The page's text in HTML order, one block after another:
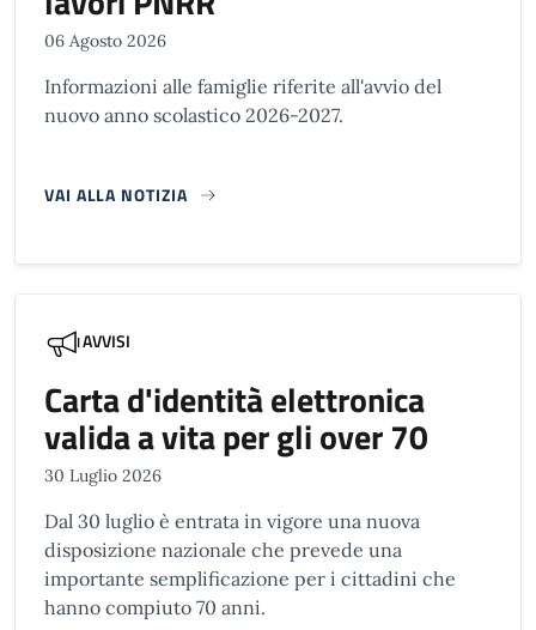
06 Agosto 2026
Informazioni alle famiglie riferite all'avvio del
nuovo anno scolastico 2026-2027.
VAI ALLA NOTIZIA
AVVISI
Carta d'identità elettronica
valida a vita per gli over 70
30 Luglio 2026
Dal 30 luglio è entrata in vigore una nuova
disposizione nazionale che prevede una
importante semplificazione per i cittadini che
hanno compiuto 70 anni.